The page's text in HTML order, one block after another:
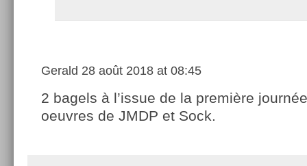
Gerald 28 août 2018 at 08:45
2 bagels à l’issue de la première
oeuvres de JMDP et Sock.